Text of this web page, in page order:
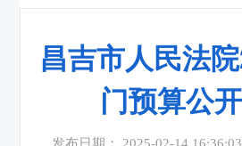
昌吉市人民法
门预算公